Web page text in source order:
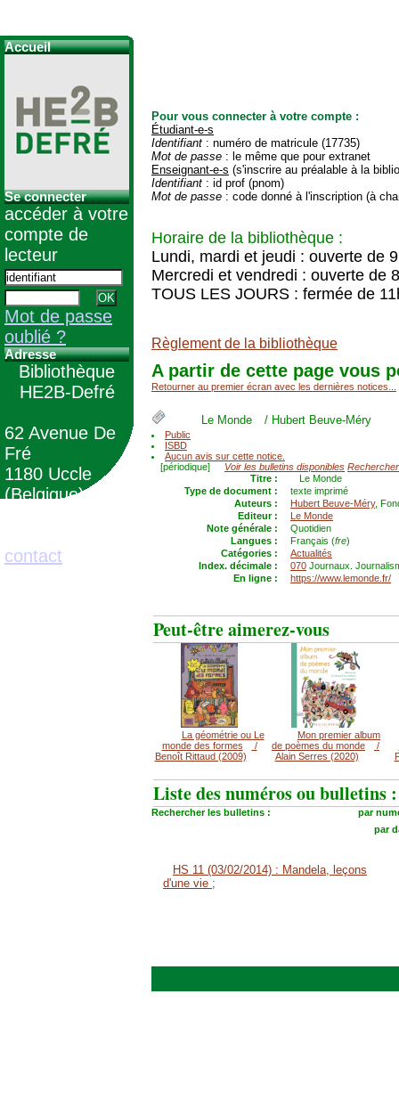
Pour vous connecter à votre compte :
Étudiant-e-s
Identifiant : numéro de matricule (17735)
Mot de passe : le même que pour extranet
Enseignant-e-s (s'inscrire au préalable à la
Identifiant : id prof (pnom)
Mot de passe : code donné à l'inscription (à
Horaire de la bibliothèque :
Lundi, mardi et jeudi : ouverte de
Mercredi et vendredi : ouverte de
TOUS LES JOURS : fermée de
Règlement de la bibliothèque
A partir de cette page vous
Retourner au premier écran avec les dernières notices...
Le Monde / Hubert Beuve-Méry
Public
ISBD
Aucun avis sur cette notice.
[périodique]
Voir les bulletins disponibles
Titre :
Le Monde
Type de document :
texte imprimé
Auteurs :
Hubert Beuve-Méry,
Editeur :
Le Monde
Note générale :
Quotidien
Langues :
Français (fre)
Catégories :
Actualités
Index. décimale :
070 Journaux.
En ligne :
https://www.lemonde.fr/
Peut-être aimerez-vous
La géométrie ou Le
monde des formes
/
Benoît Rittaud (2009)
Mon premier album
de poèmes du monde
/
Alain Serres (2020)
Liste des numéros ou bulletins :
Rechercher les bulletins :
par
par
HS 11 (03/02/2014) : Mandela, leçons
d'une vie ;
Accueil
Se connecter
accéder à votre
compte de
lecteur
Mot de passe
oublié ?
Adresse
Bibliothèque
HE2B-Defré
62 Avenue De
Fré
1180 Uccle
(Belgique)
contact